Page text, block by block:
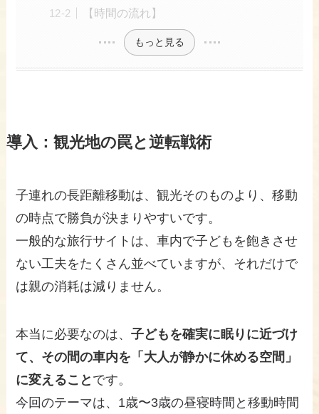
【時間の流れ】
もっと見る
導入：観光地の罠と逆転戦術
子連れの長距離移動は、観光そのものより、移動
の時点で勝負が決まりやすいです。
一般的な旅行サイトは、車内で子どもを飽きさせ
ない工夫をたくさん並べていますが、それだけで
は親の消耗は減りません。
本当に必要なのは、子どもを確実に眠りに近づけ
て、その間の車内を「大人が静かに休める空間」
に変えること です。
今回のテーマは、1歳〜3歳の昼寝時間と移動時間